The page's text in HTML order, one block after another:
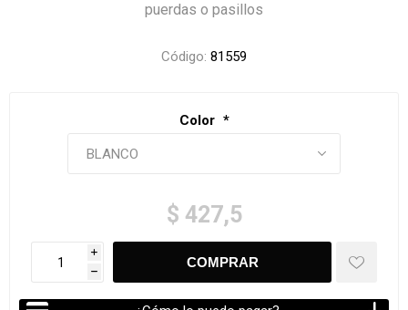
puerdas o pasillos
Código: 81559
Color *
$ 427,5
i
h